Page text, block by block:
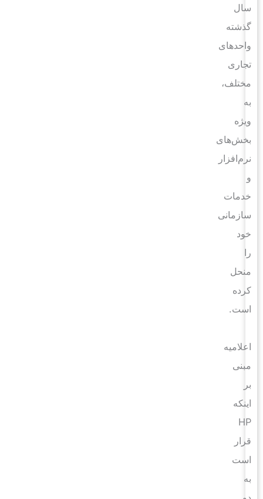
سال
گذشته
واحدهای
تجاری
مختلف،
ویژه
بخش‌های
نرم‌افزار
خدمات
سازمانی
خود
منحل
کرده
است.
اعلامیه
مبنی
اینکه
HP
قرار
است